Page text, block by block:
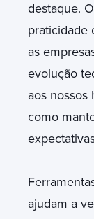
destaque.
praticidade
as
evolução
aos nossos
como
ajudam a